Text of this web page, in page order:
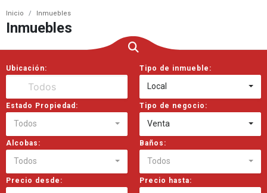
Inicio Inmuebles
Inmuebles
Ubicación: Tipo de inmueble:
Local
Estado Propiedad:
Todos
Tipo de negocio:
Venta
Alcobas:
Todos
Baños:
Todos
Precio desde: Precio hasta: